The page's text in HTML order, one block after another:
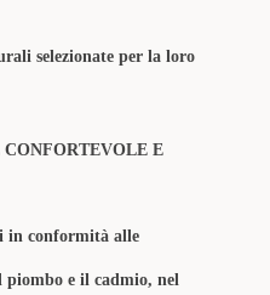
selezionate per la loro
CONFORTEVOLE E
in conformità alle
e il cadmio, nel